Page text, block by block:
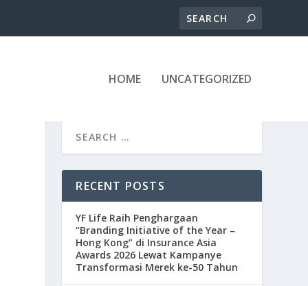
HOME UNCATEGORIZED
RECENT POSTS
YF Life Raih Penghargaan
“Branding Initiative of the Year –
Hong Kong” di Insurance Asia
Awards 2026 Lewat Kampanye
Transformasi Merek ke-50 Tahun